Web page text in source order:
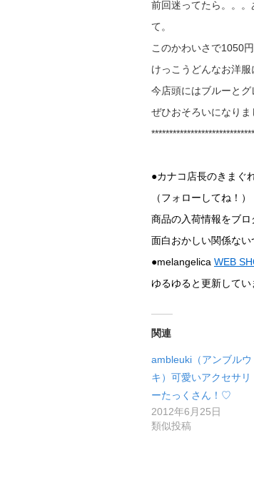
前回迷ってたら。。
て。
このかわいさで1050
けっこうどんなお洋
今店頭にはブルーとグ
ぜひおそろいになり
●カナコ店長のきまぐ
（フォローしてね！）
商品の入荷情報をブロ
面白おかしい関係ない
●melangelica WEB
ゆるゆると更新してい
関連
ambleuki（アンブルウ
キ）可愛いアクセサリ
ーたっくさん！♡
2012年6月25日
類似投稿